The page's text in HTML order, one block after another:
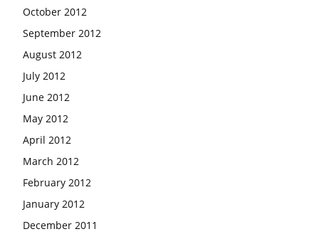
October 2012
September 2012
August 2012
July 2012
June 2012
May 2012
April 2012
March 2012
February 2012
January 2012
December 2011